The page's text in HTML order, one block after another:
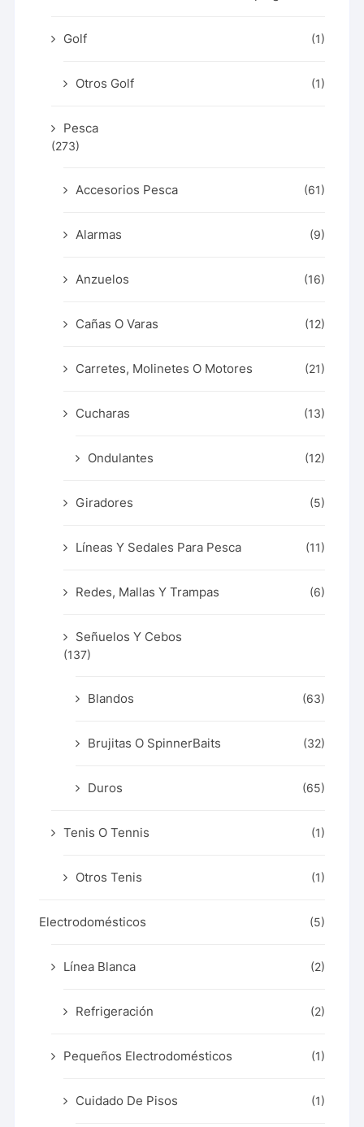
Golf (1)
Otros Golf (1)
Pesca
(273)
Accesorios Pesca (61)
Alarmas (9)
Anzuelos (16)
Cañas O Varas (12)
Carretes, Molinetes O Motores (21)
Cucharas (13)
Ondulantes (12)
Giradores (5)
Líneas Y Sedales Para Pesca (11)
Redes, Mallas Y Trampas (6)
Señuelos Y Cebos
(137)
Blandos (63)
Brujitas O SpinnerBaits (32)
Duros (65)
Tenis O Tennis (1)
Otros Tenis (1)
Electrodomésticos (5)
Línea Blanca (2)
Refrigeración (2)
Pequeños Electrodomésticos (1)
Cuidado De Pisos (1)